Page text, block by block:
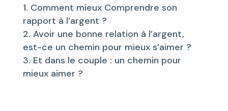
Comment mieux Comprendre son
rapport à l’argent ?
Avoir une bonne relation à l’argent,
est-ce un chemin pour mieux s’aimer ?
Et dans le couple : un chemin pour
mieux aimer ?